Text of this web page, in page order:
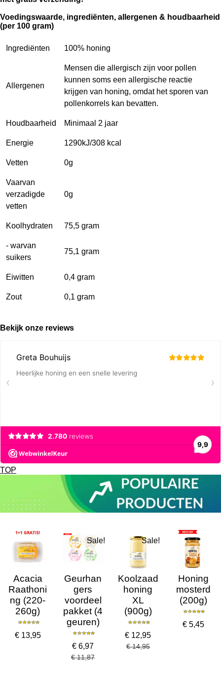
Voedingswaarde, ingrediënten, allergenen & houdbaarheid
(per 100 gram)
Ingrediënten 100% honing
Allergenen
Mensen die allergisch zijn voor pollen
kunnen soms een allergische reactie
krijgen van honing, omdat het sporen van
pollenkorrels kan bevatten.
Houdbaarheid Minimaal 2 jaar
Energie 1290kJ/308 kcal
Vetten 0g
Vaarvan
verzadigde
vetten
0g
Koolhydraten 75,5 gram
- warvan
suikers
75,1 gram
Eiwitten 0,4 gram
Zout 0,1 gram
Bekijk onze reviews
TOP
Acacia
Raathoni
ng (220-
260g)
€ 13,95
Sale!
Geurhan
gers
voordeel
pakket (4
geuren)
€ 6,97
€ 11,87
Sale!
Koolzaad
honing
XL
(900g)
€ 12,95
€ 14,95
Honing
mosterd
(200g)
€ 5,45